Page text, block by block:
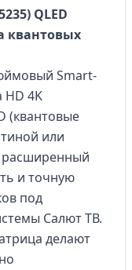
QLED
квантовых
Smart-
4K
(квантовые
или
расширенный
и точную
под
Салют ТВ.
делают